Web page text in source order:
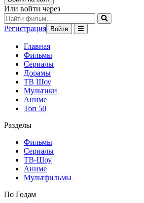
Или войти через
Регистрация Войти
Главная
Фильмы
Сериалы
Дорамы
ТВ Шоу
Мультики
Аниме
Топ 50
Разделы
Фильмы
Сериалы
ТВ-Шоу
Аниме
Мультфильмы
По Годам